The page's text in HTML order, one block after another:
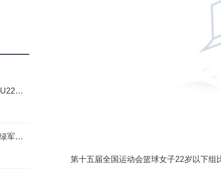
快报:全运会｜女篮U22四川队问鼎
快船无缘24分逆转绿军：哈登37+7+8末节18分丢绝平球 布朗33+13 焦点要闻
第十五届全国运动会篮球女子22岁以下组